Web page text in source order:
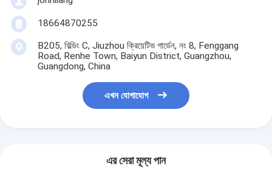
18664870255
B205, বিল্ডিং C, Jiuzhou ক্রিয়েটিভ গার্ডেন, নং 8, Fenggang
Road, Renhe Town, Baiyun District, Guangzhou,
Guangdong, China
এখন যোগাযোগ
এর সেরা মূল্য পান